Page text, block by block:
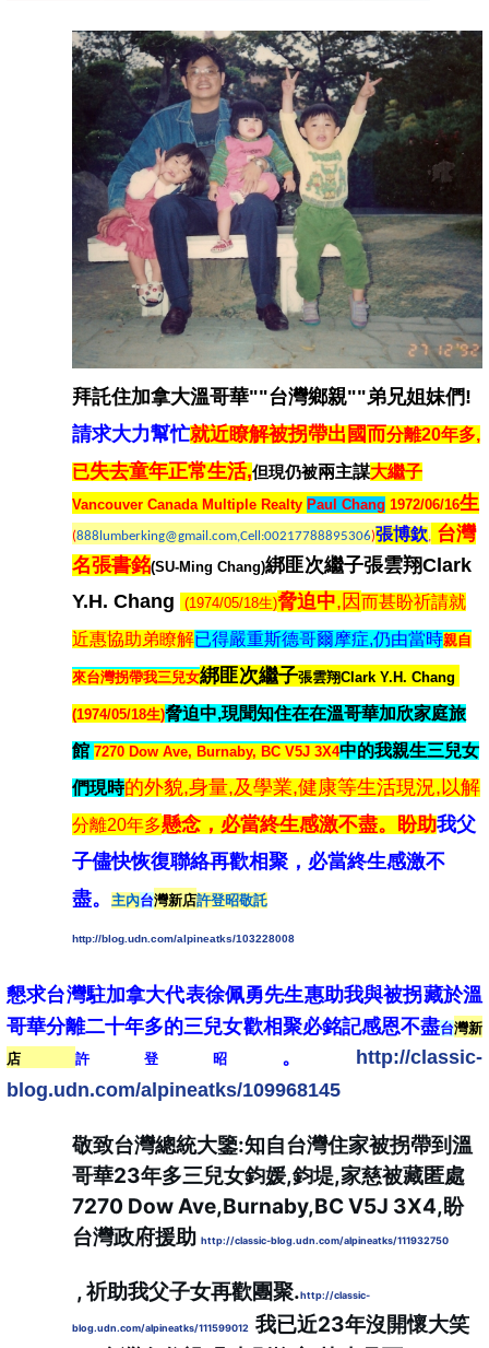
拜託住加拿大溫哥華""台灣鄉親""弟兄姐妹們!
請求大力幫忙就近瞭解被拐帶出國而分離20年多,
已失去童年正常生活,但現仍被兩主謀大繼子
Vancouver Canada Multiple Realty Paul Chang 1972/06/16生
(888lumberking@gmail.com,Cell:00217788895306)張博欽, 台灣
名張書銘(SU-Ming Chang)綁匪次繼子張雲翔Clark
Y.H. Chang
(1974/05/18生)脅迫中,因而甚盼祈請就
近惠協助弟瞭解已得嚴重斯德哥爾摩症,仍由當時親自
來台灣拐帶我三兒女綁匪次繼子張雲翔Clark Y.H. Chang
(1974/05/18生)脅迫中,現聞知住在在溫哥華加欣家庭旅
館 7270 Dow Ave, Burnaby, BC V5J 3X4中的我親生三兒女
們現時的外貌,身量,及學業,健康等生活現況,以解
分離20年多懸念，必當終生感激不盡。盼助我父
子儘快恢復聯絡再歡相聚， 必當終生感激不
盡。
主內台灣新店許登昭敬託
http://blog.udn.com/alpineatks/103228008
懇求台灣駐加拿大代表徐佩勇先生惠助我與被拐藏於溫
哥華分離二十年多的三兒女歡相聚必銘記感恩不盡台灣新
店 許登昭 。 http://classic-
blog.udn.com/alpineatks/109968145
敬致台灣總統大鑒:知自台灣住家被拐帶到溫
哥華23年多三兒女鈞媛,鈞堤,家慈被藏匿處
7270 Dow Ave,Burnaby,BC V5J 3X4,盼
台灣政府援助 http://classic-blog.udn.com/alpineatks/111932750
, 祈助我父子女再歡團聚.http://classic-
blog.udn.com/alpineatks/111599012
我已近23年沒開懷大笑